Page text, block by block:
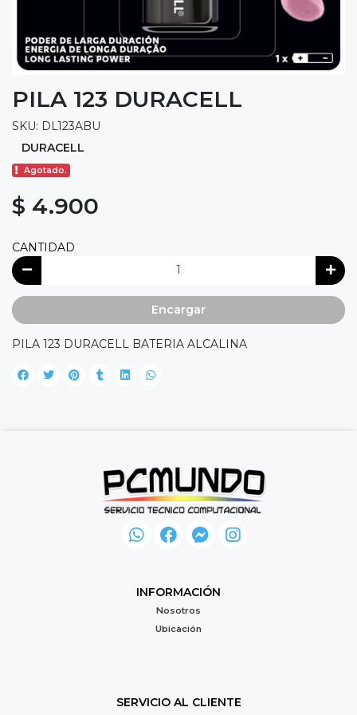
PILA 123 DURACELL
SKU: DL123ABU
DURACELL
Agotado.
$ 4.900
CANTIDAD
Encargar
PILA 123 DURACELL BATERIA ALCALINA
INFORMACIÓN
Nosotros
Ubicación
SERVICIO AL CLIENTE